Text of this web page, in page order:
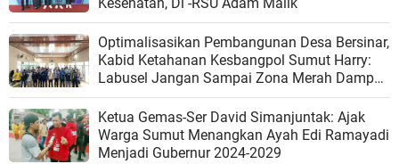
Optimalisasikan Pembangunan Desa Bersinar,
Kabid Ketahanan Kesbangpol Sumut Harry:
Labusel Jangan Sampai Zona Merah Dampak
Narkoba
Ketua Gemas-Ser David Simanjuntak: Ajak
Warga Sumut Menangkan Ayah Edi Ramayadi
Menjadi Gubernur 2024-2029